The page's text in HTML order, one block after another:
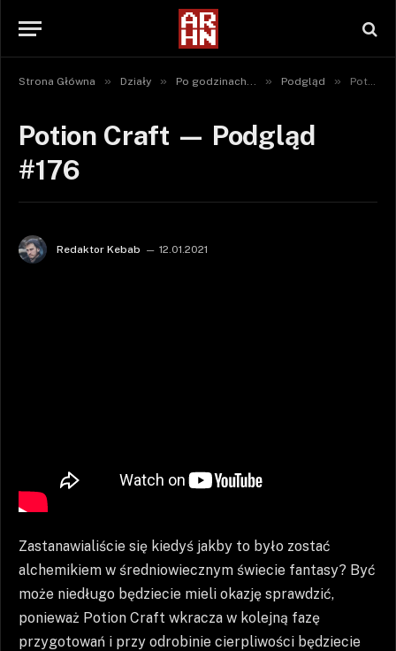
Strona Główna » Działy » Po godzinach... » Podgląd » Potion Craft — Podgląd #176
Potion Craft — Podgląd
#176
Redaktor Kebab 12.01.2021
Zastanawialiście się kiedyś jakby to było zostać
alchemikiem w średniowiecznym świecie fantasy? Być
może niedługo będziecie mieli okazję sprawdzić,
ponieważ Potion Craft wkracza w kolejną fazę
przygotowań i przy odrobinie cierpliwości będziecie